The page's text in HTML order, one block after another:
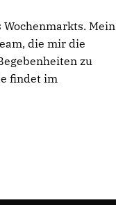
Mein
die mir die
zu
findet im